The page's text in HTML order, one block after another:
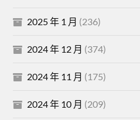
2025 年 1 月 (236)
2024 年 12 月 (374)
2024 年 11 月 (175)
2024 年 10 月 (209)